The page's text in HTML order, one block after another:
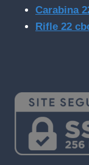
Carabina
Rifle 22